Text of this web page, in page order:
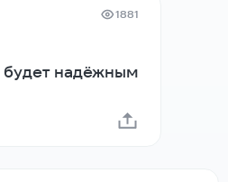
1881
будет надёжным